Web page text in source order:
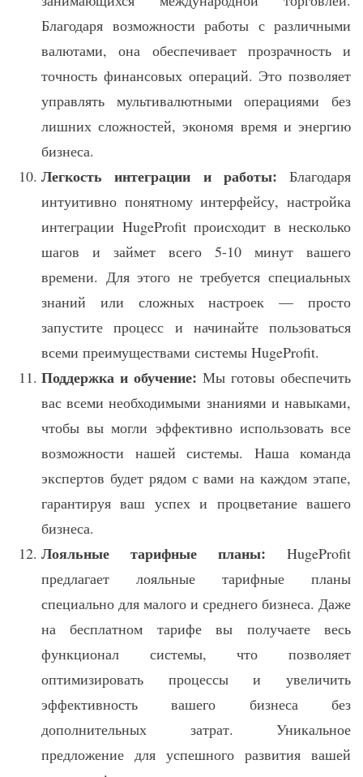
Благодаря возможности работы с различными
валютами, она обеспечивает прозрачность и
точность финансовых операций. Это позволяет
управлять мультивалютными операциями без
лишних сложностей, экономя время и энергию
бизнеса.
Легкость интеграции и работы: Благодаря
интуитивно понятному интерфейсу, настройка
интеграции HugeProfit происходит в несколько
шагов и займет всего 5-10 минут вашего
времени. Для этого не требуется специальных
знаний или сложных настроек — просто
запустите процесс и начинайте пользоваться
всеми преимуществами системы HugeProfit.
Поддержка и обучение: Мы готовы обеспечить
вас всеми необходимыми знаниями и навыками,
чтобы вы могли эффективно использовать все
возможности нашей системы. Наша команда
экспертов будет рядом с вами на каждом этапе,
гарантируя ваш успех и процветание вашего
бизнеса.
Лояльные тарифные планы: HugeProfit
предлагает лояльные тарифные планы
специально для малого и среднего бизнеса. Даже
на бесплатном тарифе вы получаете весь
функционал системы, что позволяет
оптимизировать процессы и увеличить
эффективность вашего бизнеса без
дополнительных затрат. Уникальное
предложение для успешного развития вашей